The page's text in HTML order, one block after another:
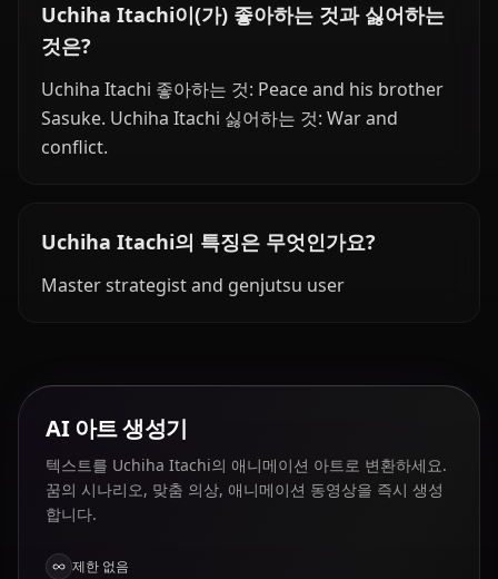
Uchiha Itachi이(가) 좋아하는 것과 싫어하는
것은?
Uchiha Itachi 좋아하는 것: Peace and his brother
Sasuke. Uchiha Itachi 싫어하는 것: War and
conflict.
Uchiha Itachi의 특징은 무엇인가요?
Master strategist and genjutsu user
AI 아트 생성기
텍스트를 Uchiha Itachi의 애니메이션 아트로 변환하세요.
꿈의 시나리오, 맞춤 의상, 애니메이션 동영상을 즉시 생성
합니다.
제한 없음